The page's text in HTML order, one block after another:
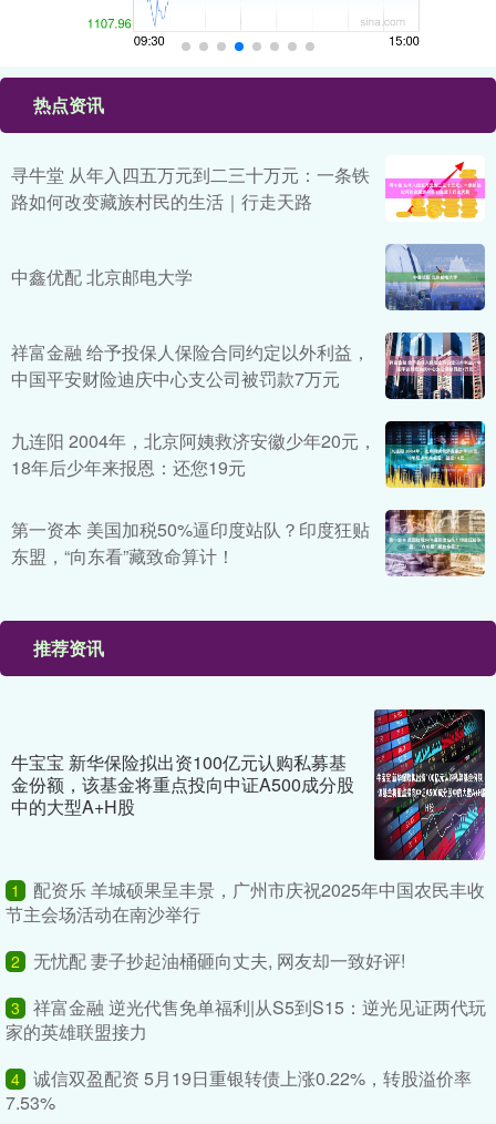
热点资讯
寻牛堂 从年入四五万元到二三十万元：一条铁
路如何改变藏族村民的生活｜行走天路
中鑫优配 北京邮电大学
祥富金融 给予投保人保险合同约定以外利益，
中国平安财险迪庆中心支公司被罚款7万元
九连阳 2004年，北京阿姨救济安徽少年20元，
18年后少年来报恩：还您19元
第一资本 美国加税50%逼印度站队？印度狂贴
东盟，“向东看”藏致命算计！
推荐资讯
牛宝宝 新华保险拟出资100亿元认购私募基
金份额，该基金将重点投向中证A500成分股
中的大型A+H股
1
配资乐 羊城硕果呈丰景，广州市庆祝2025年中国农民丰收
节主会场活动在南沙举行
2 无忧配 妻子抄起油桶砸向丈夫, 网友却一致好评!
3
祥富金融 逆光代售免单福利|从S5到S15：逆光见证两代玩
家的英雄联盟接力
4 诚信双盈配资 5月19日重银转债上涨0.22%，转股溢价率
7.53%